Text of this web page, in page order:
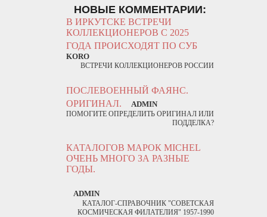
НОВЫЕ КОММЕНТАРИИ:
В ИРКУТСКЕ ВСТРЕЧИ
КОЛЛЕКЦИОНЕРОВ С 2025
ГОДА ПРОИСХОДЯТ ПО СУБ
KORO
ВСТРЕЧИ КОЛЛЕКЦИОНЕРОВ РОССИИ
ПОСЛЕВОЕННЫЙ ФАЯНС.
ОРИГИНАЛ.
ADMIN
ПОМОГИТЕ ОПРЕДЕЛИТЬ ОРИГИНАЛ ИЛИ
ПОДДЕЛКА?
КАТАЛОГОВ МАРОК MICHEL
ОЧЕНЬ МНОГО ЗА РАЗНЫЕ
ГОДЫ.
ADMIN
КАТАЛОГ-СПРАВОЧНИК "СОВЕТСКАЯ
КОСМИЧЕСКАЯ ФИЛАТЕЛИЯ" 1957-1990